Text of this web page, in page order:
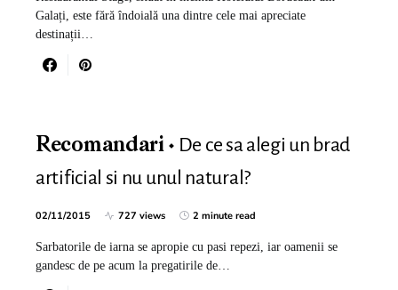
Galați, este fără îndoială una dintre cele mai apreciate
destinații…
Recomandari
De ce sa alegi un brad
artificial si nu unul natural?
02/11/2015 727 views 2 minute read
Sarbatorile de iarna se apropie cu pasi repezi, iar oamenii se
gandesc de pe acum la pregatirile de…